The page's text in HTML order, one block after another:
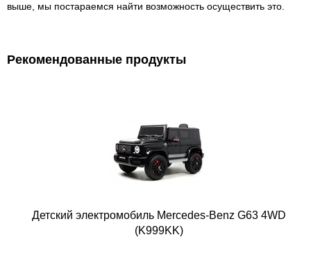
выше, мы постараемся найти возможность осуществить это.
Рекомендованные продукты
Детский электромобиль Mercedes-Benz G63 4WD
(K999KK)